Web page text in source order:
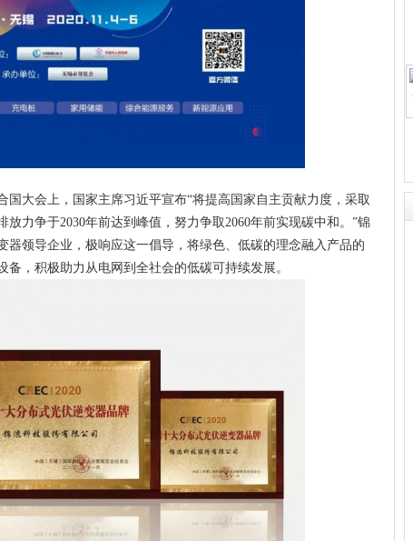
国大会上，国家主席习近平宣布“将提高国家自主贡献力度，采取
放力争于2030年前达到峰值，努力争取2060年前实现碳中和。”锦
器领导企业，极响应这一倡导，将绿色、低碳的理念融入产品的
，积极助力从电网到全社会的低碳可持续发展。